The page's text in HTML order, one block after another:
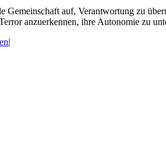
auf, Verantwortung zu
anzuerkennen, ihre Autonomie zu
|